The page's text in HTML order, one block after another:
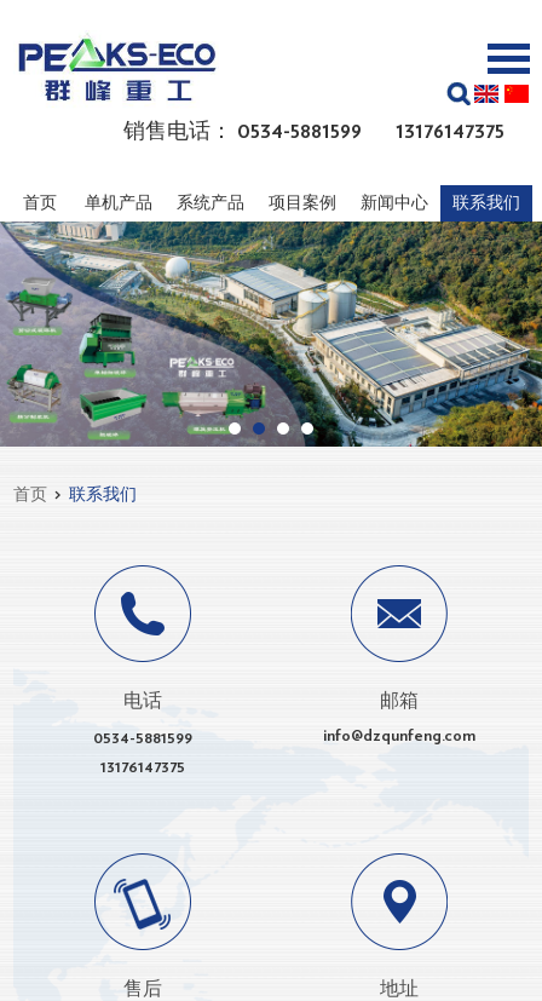
销售电话： 0534-5881599 13176147375
首页 单机产品 系统产品 项目案例 新闻中心 联系我们
首页 >联系我们
电话
0534-5881599
13176147375
邮箱
info@dzqunfeng.com
售后 地址